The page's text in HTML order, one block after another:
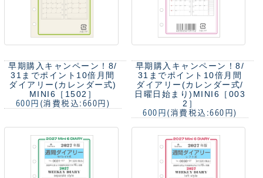
早期購入キャンペーン！8/
31までポイント10倍 月間
ダイアリー(カレンダー式)
MINI6［1502］
600円 (消費税込:660円)
早期購入キャンペーン！8/
31までポイント10倍 月間
ダイアリー(カレンダー式/
日曜日始まり)MINI6［003
2］
600円 (消費税込:660円)